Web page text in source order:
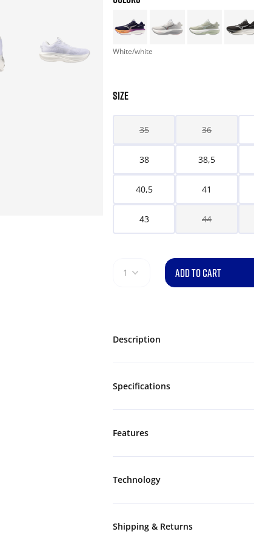
White/white
SIZE
35 36
38 38,5
40,5 41
43 44
1 ADD TO CART
Description
Specifications
Features
Technology
Shipping & Returns